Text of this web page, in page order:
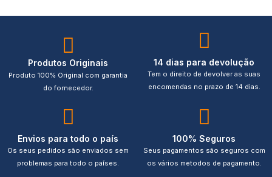
Produtos Originais
Produto 100% Original com garantia
do fornecedor.
14 dias para devolução
Tem o direito de devolver as suas
encomendas no prazo de 14 dias.
Envios para todo o país
Os seus pedidos são enviados sem
problemas para todo o países.
100% Seguros
Seus pagamentos são seguros com
os vários metodos de pagamento.